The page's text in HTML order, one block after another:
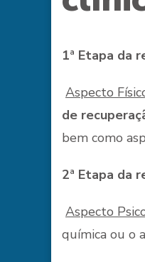
1ª Etapa da
Aspecto
de
bem como
2ª Etapa da
Aspecto
química ou o